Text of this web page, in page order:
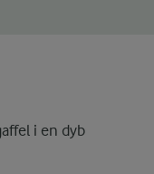
i en dyb